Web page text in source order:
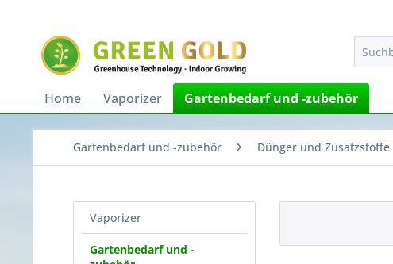
Home Vaporizer Gartenbedarf und -zubehör
Gartenbedarf und -zubehör Dünger und Zusatzstoffe
Vaporizer
Gartenbedarf und -